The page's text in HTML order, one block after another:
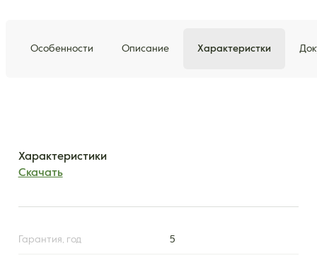
Особенности Описание Характеристки
Характеристики
Скачать
Гарантия, год 5